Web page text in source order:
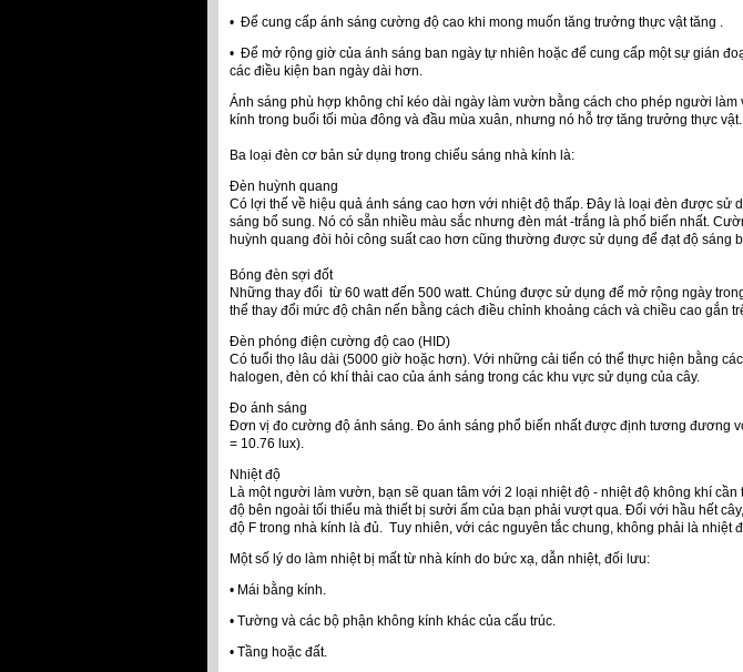
• Để cung cấp ánh sáng cường độ cao khi mong muốn tăng trưởng thực vật tăng .
• Để mở rộng giờ của ánh sáng ban ngày tự nhiên hoặc để cung cấp một sự gián
các điều kiện ban ngày dài hơn.
Ánh sáng phù hợp không chỉ kéo dài ngày làm vườn bằng cách cho phép người làm
kính trong buổi tối mùa đông và đầu mùa xuân, nhưng nó hỗ trợ tăng trưởng thực vật.
Ba loại đèn cơ bản sử dụng trong chiếu sáng nhà kính là:
Đèn huỳnh quang
Có lợi thế về hiệu quả ánh sáng cao hơn với nhiệt độ thấp. Đây là loại đèn được sử
sáng bổ sung. Nó có sẵn nhiều màu sắc nhưng đèn mát -trắng là phổ biến nhất.
huỳnh quang đòi hỏi công suất cao hơn cũng thường được sử dụng để đạt độ sáng
Bóng đèn sợi đốt
Những thay đổi từ 60 watt đến 500 watt. Chúng được sử dụng để mở rộng ngày
thể thay đổi mức độ chân nến bằng cách điều chỉnh khoảng cách và chiều cao gắn
Đèn phóng điện cường độ cao (HID)
Có tuổi thọ lâu dài (5000 giờ hoặc hơn). Với những cải tiến có thể thực hiện bằng
halogen, đèn có khí thải cao của ánh sáng trong các khu vực sử dụng của cây.
Đo ánh sáng
Đơn vị đo cường độ ánh sáng. Đo ánh sáng phổ biến nhất được định tương đương
= 10.76 lux).
Nhiệt độ
Là một người làm vườn, bạn sẽ quan tâm với 2 loại nhiệt độ - nhiệt độ không khí cần
độ bên ngoài tối thiểu mà thiết bị sưởi ấm của bạn phải vượt qua. Đối với hầu hết
độ F trong nhà kính là đủ. Tuy nhiên, với các nguyên tắc chung, không phải là nhiệt
Một số lý do làm nhiệt bị mất từ ​​nhà kính do bức xạ, dẫn nhiệt, đối lưu:
• Mái bằng kính.
• Tường và các bộ phận không kính khác của cấu trúc.
• Tầng hoặc đất.